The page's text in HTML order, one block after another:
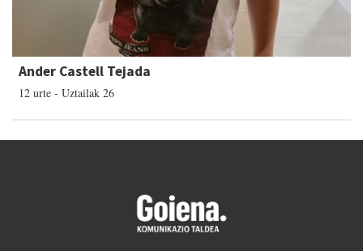
Ander Castell Tejada
12 urte - Uztailak 26